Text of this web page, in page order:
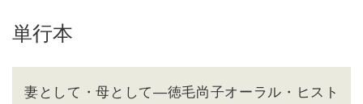
単行本
妻として・母として―徳毛尚子オーラル・ヒスト